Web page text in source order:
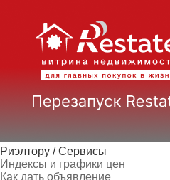
Риэлтору / Сервисы
Индексы и графики цен
Как дать объявление